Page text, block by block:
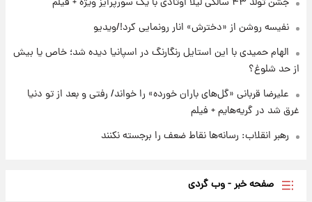
نفیسه روشن از «دخترش» انار رونمایی کرد!/ویدیو
الهام حمیدی با این استایل رنگارنگ در اسپانیا دیده شد؛ خاص یا بیش
از حد شلوغ؟
علیرضا قربانی «گل‌های باران خورده» را خواند/ رفتی و بعد از تو دنیا
غرق شد در گریه‌هایم + فیلم
رهبر انقلاب: رسانه‌ها نقاط ضعف را برجسته نکنند
صفحه خبر - وب گردی